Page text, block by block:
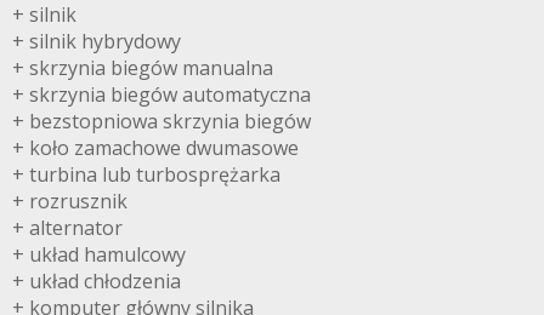
+ silnik
+ silnik hybrydowy
+ skrzynia biegów manualna
+ skrzynia biegów automatyczna
+ bezstopniowa skrzynia biegów
+ koło zamachowe dwumasowe
+ turbina lub turbosprężarka
+ rozrusznik
+ alternator
+ układ hamulcowy
+ układ chłodzenia
+ komputer główny silnika